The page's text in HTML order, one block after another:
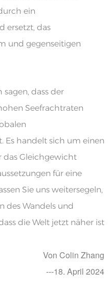
ein
ersetzt, das
und gegenseitigen
sagen, dass der
Seefrachtraten
Es handelt sich um einen
das Gleichgewicht
für eine
Sie uns weitersegeln,
des Wandels und
die Welt jetzt näher ist
Von Colin Zhang
---18. April 2024